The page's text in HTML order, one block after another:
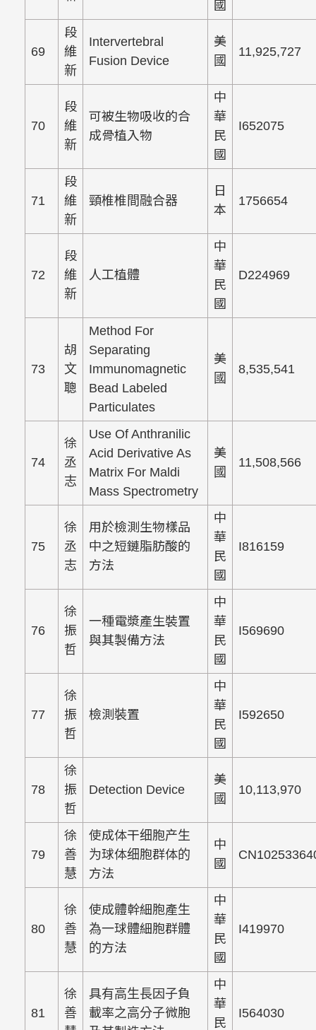
國
69
段
維
新
Intervertebral
Fusion Device
美
國
11,925,727
70
段
維
新
可被生物吸收的合
成骨植入物
中
華
民
國
I652075
71
段
維
新
頸椎椎間融合器
日
本
1756654
72
段
維
新
人工植體
中
華
民
國
D224969
73
胡
文
聰
Method For
Separating
Immunomagnetic
Bead Labeled
Particulates
美
國
8,535,541
74
徐
丞
志
Use Of Anthranilic
Acid Derivative As
Matrix For Maldi
Mass Spectrometry
美
國
11,508,566
75
徐
丞
志
用於檢測生物樣品
中之短鏈脂肪酸的
方法
中
華
民
國
I816159
76
徐
振
哲
一種電漿產生裝置
與其製備方法
中
華
民
國
I569690
77
徐
振
哲
檢測裝置
中
華
民
國
I592650
78
徐
振
哲
Detection Device
美
國
10,113,970
79
徐
善
慧
使成体干细胞产生
为球体细胞群体的
方法
中
國
80
徐
善
慧
使成體幹細胞產生
為一球體細胞群體
的方法
中
華
民
國
I419970
81
徐
善
具有高生長因子負
載率之高分子微胞
中
華
民
I564030